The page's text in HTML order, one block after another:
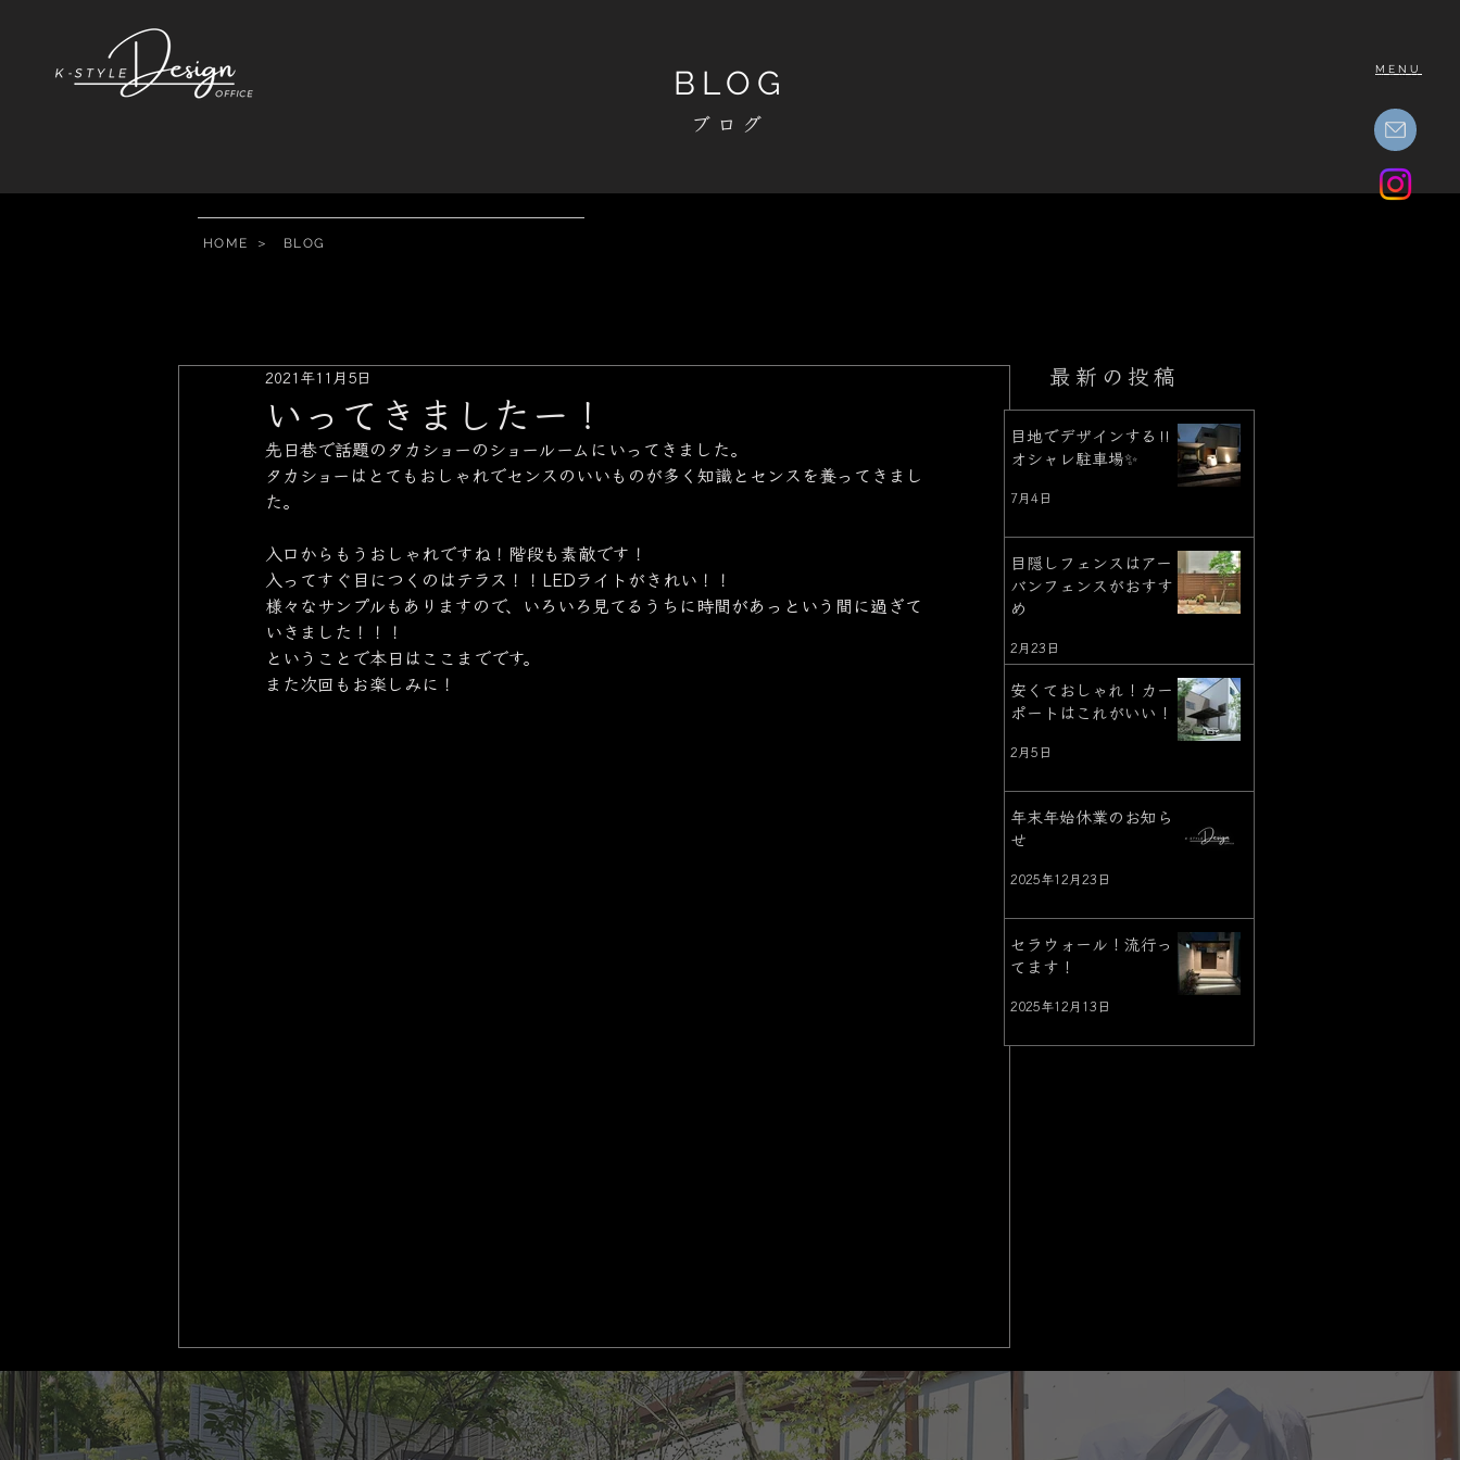
MENU
BLOG
ブログ
HOME ＞ BLOG
いってきましたー！
2021年11月5日
先日巷で話題のタカショーのショールームにいってきました。
タカショーはとてもおしゃれでセンスのいいものが多く知識とセンスを養ってきまし
た。
入口からもうおしゃれですね！階段も素敵です！
入ってすぐ目につくのはテラス！！LEDライトがきれい！！
様々なサンプルもありますので、いろいろ見てるうちに時間があっという間に過ぎて
いきました！！！
ということで本日はここまでです。
また次回もお楽しみに！
最新の投稿
目地でデザインする‼︎
オシャレ駐車場✨
7月4日
目隠しフェンスはアー
バンフェンスがおすす
め
2月23日
安くておしゃれ！カー
ポートはこれがいい！
2月5日
年末年始休業のお知ら
せ
2025年12月23日
セラウォール！流行っ
てます！
2025年12月13日